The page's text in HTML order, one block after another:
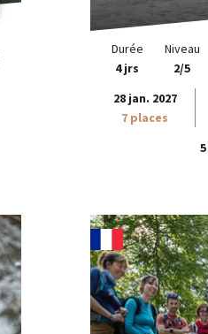
Durée
4 jrs
Niveau
2/5
28 jan. 2027
7 places
5